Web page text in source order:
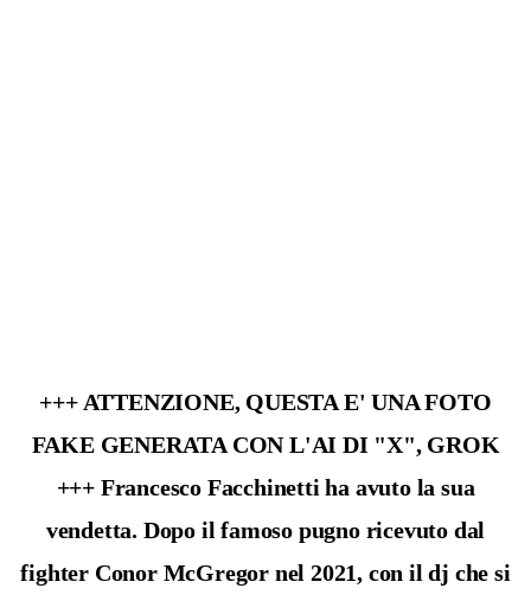
+++ ATTENZIONE, QUESTA E' UNA FOTO
FAKE GENERATA CON L'AI DI "X", GROK
+++ Francesco Facchinetti ha avuto la sua
vendetta. Dopo il famoso pugno ricevuto dal
fighter Conor McGregor nel 2021, con il dj che si